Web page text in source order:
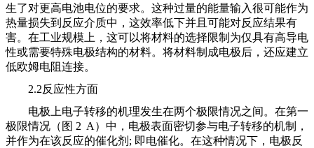
生了对更高电池电位的要求。这种过量的能量输入很可能作为
热量损失到反应介质中，这效率低下并且可能对反应结果有
害。在工业规模上，这可以将材料的选择限制为仅具有高导电
性或需要特殊电极结构的材料。将材料制成电极后，还应建立
低欧姆电阻连接。
2.2反应性方面
电极上电子转移的机理发生在两个极限情况之间。在第一
极限情况（图 2 A）中，电极表面密切参与电子转移的机制，
并作为在该反应的催化剂; 即电催化。在这种情况下，电极反